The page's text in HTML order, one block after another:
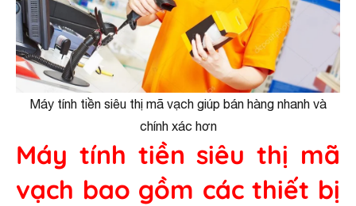
Máy tính tiền siêu thị mã vạch giúp bán hàng nhanh và
chính xác hơn
Máy tính tiền siêu thị mã
vạch bao gồm các thiết bị